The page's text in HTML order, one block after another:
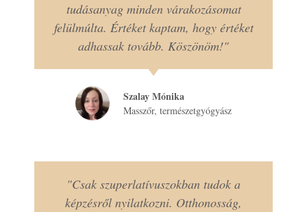
tudásanyag minden várakozásomat
felülmúlta. Értéket kaptam, hogy értéket
adhassak tovább. Köszönöm!"
Szalay Mónika
Masszőr, természetgyógyász
"Csak szuperlatívuszokban tudok a
képzésről nyilatkozni. Otthonosság,